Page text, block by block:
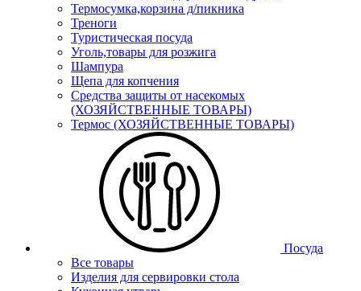
Термосумка,корзина д/пикника
Треноги
Туристическая посуда
Уголь,товары для розжига
Шампура
Щепа для копчения
Средства защиты от насекомых
(ХОЗЯЙСТВЕННЫЕ ТОВАРЫ)
Термос (ХОЗЯЙСТВЕННЫЕ ТОВАРЫ)
Посуда
Все товары
Изделия для сервировки стола